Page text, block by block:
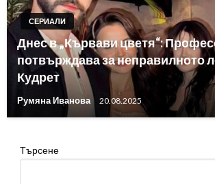
СЕРИАЛИ
Днес в „Кървави цветя“:
потвърждава за неправилното
Кудрет
Румяна Иванова 20.08.2025
Търсене